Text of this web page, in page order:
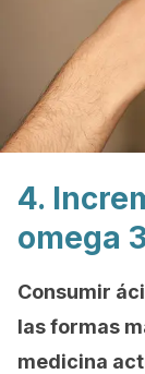
4.
omega
Consumir
las formas
medicina